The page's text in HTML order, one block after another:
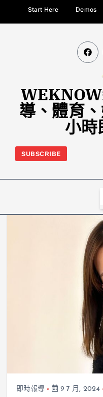
Start Here Demos
導、體育
小時
SUBSCRIBE
即時報導 9 7 月, 2024